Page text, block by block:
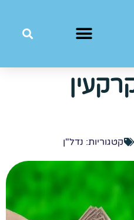
קטגוריות: נדל"ן